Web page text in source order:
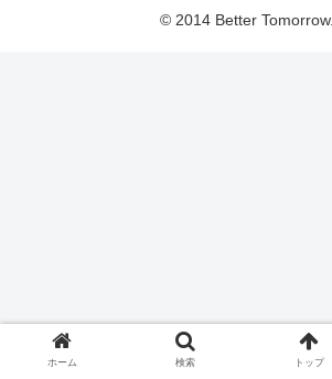
© 2014 Better Tomorrow.
ホーム 検索 トップ